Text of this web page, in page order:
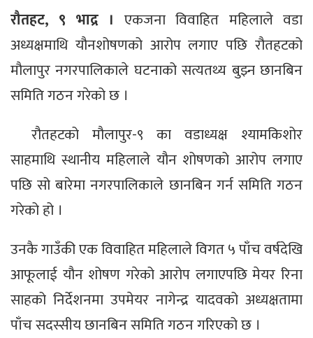
रौतहट, ९ भाद्र । एकजना विवाहित महिलाले वडा
अध्यक्षमाथि यौनशोषणको आरोप लगाए पछि रौतहटको
मौलापुर नगरपालिकाले घटनाको सत्यतथ्य बुझ्न छानबिन
समिति गठन गरेको छ ।
रौतहटको मौलापुर-९ का वडाध्यक्ष श्यामकिशोर
साहमाथि स्थानीय महिलाले यौन शोषणको आरोप लगाए
पछि सो बारेमा नगरपालिकाले छानबिन गर्न समिति गठन
गरेको हो ।
उनकै गाउँकी एक विवाहित महिलाले विगत ५ पाँच वर्षदेखि
आफूलाई यौन शोषण गरेको आरोप लगाएपछि मेयर रिना
साहको निर्देशनमा उपमेयर नागेन्द्र यादवको अध्यक्षतामा
पाँच सदस्सीय छानबिन समिति गठन गरिएको छ ।